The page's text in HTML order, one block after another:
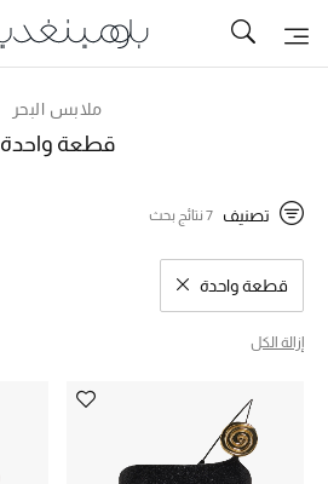
توصيل سريع
ما وصلنا حديثاً
النساء
أحذية النسائية
ملابس البحر
قطعة واحدة
تصنيف 7 نتائج بحث
قطعة واحدة
مسح نتائج البحث النوع المحدد
إزالة الكل